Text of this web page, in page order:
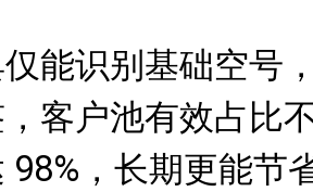
能识别基础空号
客户池有效占比
98%，长期更能节